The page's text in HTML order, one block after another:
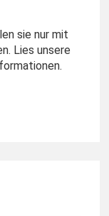
sie nur mit
Lies unsere